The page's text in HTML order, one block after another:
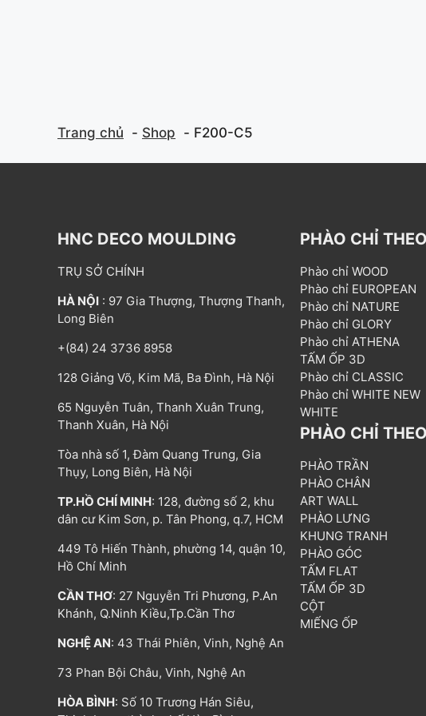
Trang chủ Shop F200-C5
HNC DECO MOULDING
TRỤ SỞ CHÍNH
HÀ NỘI : 97 Gia Thượng, Thượng Thanh,
Long Biên
+(84) 24 3736 8958
128 Giảng Võ, Kim Mã, Ba Đình, Hà Nội
65 Nguyễn Tuân, Thanh Xuân Trung,
Thanh Xuân, Hà Nội
Tòa nhà số 1, Đàm Quang Trung, Gia
Thụy, Long Biên, Hà Nội
TP.HỒ CHÍ MINH: 128, đường số 2, khu
dân cư Kim Sơn, p. Tân Phong, q.7, HCM
449 Tô Hiến Thành, phường 14, quận 10,
Hồ Chí Minh
CẦN THƠ: 27 Nguyễn Tri Phương, P.An
Khánh, Q.Ninh Kiều,Tp.Cần Thơ
NGHỆ AN: 43 Thái Phiên, Vinh, Nghệ An
73 Phan Bội Châu, Vinh, Nghệ An
HÒA BÌNH: Số 10 Trương Hán Siêu,
PHÀO CHỈ
Phào chỉ WOOD
Phào chỉ EUROPEAN
Phào chỉ NATURE
Phào chỉ GLORY
Phào chỉ ATHENA
TẤM ỐP 3D
Phào chỉ CLASSIC
Phào chỉ WHITE NEW
WHITE
PHÀO CHỈ
PHÀO TRẦN
PHÀO CHÂN
ART WALL
PHÀO LƯNG
KHUNG TRANH
PHÀO GÓC
TẤM FLAT
TẤM ỐP 3D
CỘT
MIẾNG ỐP